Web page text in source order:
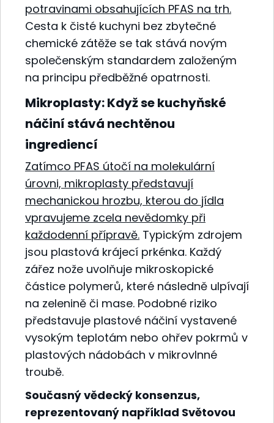
potravinami obsahujících PFAS na trh.
Cesta k čisté kuchyni bez zbytečné
chemické zátěže se tak stává novým
společenským standardem založeným
na principu předběžné opatrnosti.
Mikroplasty: Když se kuchyňské
náčiní stává nechtěnou
ingrediencí
Zatímco PFAS útočí na molekulární
úrovni, mikroplasty představují
mechanickou hrozbu, kterou do jídla
vpravujeme zcela nevědomky při
každodenní přípravě. Typickým zdrojem
jsou plastová krájecí prkénka. Každý
zářez nože uvolňuje mikroskopické
částice polymerů, které následně ulpívají
na zelenině či mase. Podobné riziko
představuje plastové náčiní vystavené
vysokým teplotám nebo ohřev pokrmů v
plastových nádobách v mikrovlnné
troubě.
Současný vědecký konsenzus,
reprezentovaný například Světovou